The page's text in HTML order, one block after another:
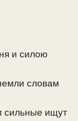
и силою
словам
сильные ищут